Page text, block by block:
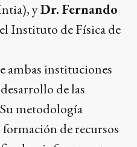
yDr. Fernando
Instituto de Física de
ambas instituciones
de las
metodología
de recursos